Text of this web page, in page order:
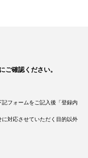
ご確認ください。
フォームをご記入後「登録内
対応させていただく目的以外